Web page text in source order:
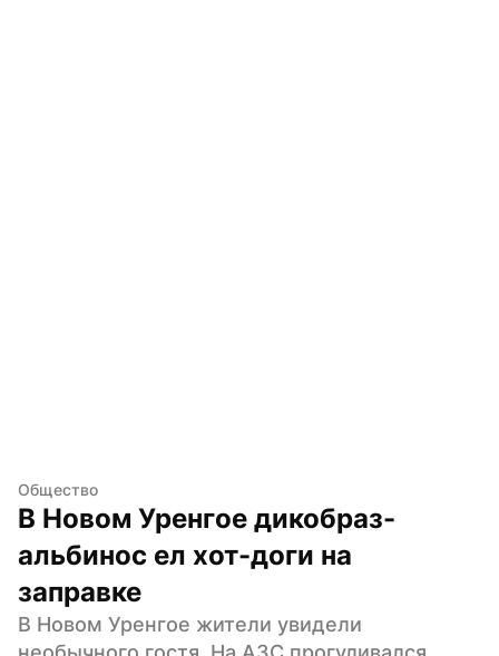
Общество
В Новом Уренгое дикобраз-
альбинос ел хот-доги на
заправке
В Новом Уренгое жители увидели